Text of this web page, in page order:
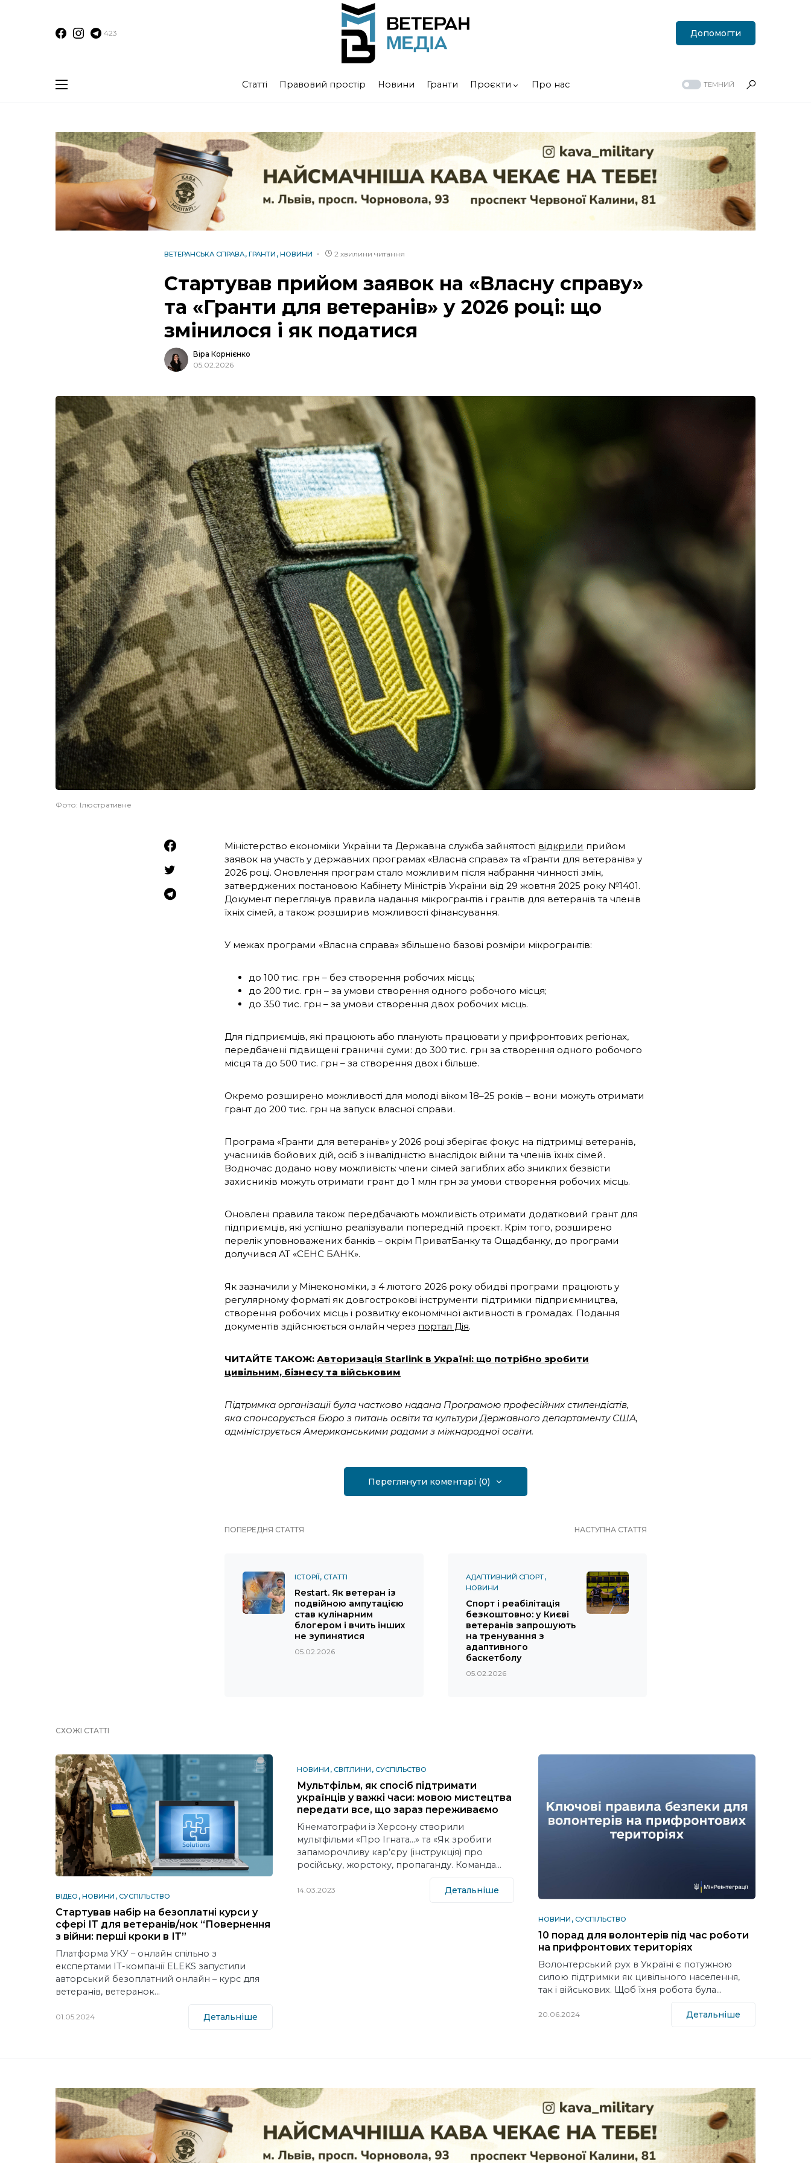
423 Допомогти
Статті Правовий простір Новини Гранти Проєкти Про нас ТЕМНИЙ
ВЕТЕРАНСЬКА СПРАВА ГРАНТИ НОВИНИ 2 хвилини читання
Стартував прийом заявок на «Власну справу»
та «Гранти для ветеранів» у 2026 році: що
змінилося і як податися
Віра Корнієнко
05.02.2026
Фото: Ілюстративне
Міністерство економіки України та Державна служба зайнятості відкрили прийом
заявок на участь у державних програмах «Власна справа» та «Гранти для ветеранів» у
2026 році. Оновлення програм стало можливим після набрання чинності змін,
затверджених постановою Кабінету Міністрів України від 29 жовтня 2025 року №1401.
Документ переглянув правила надання мікрогрантів і грантів для ветеранів та членів
їхніх сімей, а також розширив можливості фінансування.
У межах програми «Власна справа» збільшено базові розміри мікрогрантів:
до 100 тис. грн – без створення робочих місць;
до 200 тис. грн – за умови створення одного робочого місця;
до 350 тис. грн – за умови створення двох робочих місць.
Для підприємців, які працюють або планують працювати у прифронтових регіонах,
передбачені підвищені граничні суми: до 300 тис. грн за створення одного робочого
місця та до 500 тис. грн – за створення двох і більше.
Окремо розширено можливості для молоді віком 18–25 років – вони можуть отримати
грант до 200 тис. грн на запуск власної справи.
Програма «Гранти для ветеранів» у 2026 році зберігає фокус на підтримці ветеранів,
учасників бойових дій, осіб з інвалідністю внаслідок війни та членів їхніх сімей.
Водночас додано нову можливість: члени сімей загиблих або зниклих безвісти
захисників можуть отримати грант до 1 млн грн за умови створення робочих місць.
Оновлені правила також передбачають можливість отримати додатковий грант для
підприємців, які успішно реалізували попередній проєкт. Крім того, розширено
перелік уповноважених банків – окрім ПриватБанку та Ощадбанку, до програми
долучився АТ «СЕНС БАНК».
Як зазначили у Мінекономіки, з 4 лютого 2026 року обидві програми працюють у
регулярному форматі як довгострокові інструменти підтримки підприємництва,
створення робочих місць і розвитку економічної активності в громадах. Подання
документів здійснюється онлайн через портал Дія.
ЧИТАЙТЕ ТАКОЖ: Авторизація Starlink в Україні: що потрібно зробити
цивільним, бізнесу та військовим
Підтримка організації була частково надана Програмою професійних стипендіатів,
яка спонсорується Бюро з питань освіти та культури Державного департаменту США,
адмініструється Американськими радами з міжнародної освіти.
Переглянути коментарі (0)
ПОПЕРЕДНЯ СТАТТЯ
ІСТОРІЇ СТАТТІ
Restart. Як ветеран із
подвійною ампутацією
став кулінарним
блогером і вчить інших
не зупинятися
05.02.2026
НАСТУПНА СТАТТЯ
АДАПТИВНИЙ СПОРТ
НОВИНИ
Спорт і реабілітація
безкоштовно: у Києві
ветеранів запрошують
на тренування з
адаптивного
баскетболу
05.02.2026
СХОЖІ СТАТТІ
ВІДЕО НОВИНИ СУСПІЛЬСТВО
Стартував набір на безоплатні курси у
сфері ІТ для ветеранів/нок “Повернення
з війни: перші кроки в ІТ”
Платформа УКУ – онлайн спільно з
експертами IT-компанії ELEKS запустили
авторський безоплатний онлайн – курс для
ветеранів, ветеранок…
01.05.2024 Детальніше
НОВИНИ СВІТЛИНИ СУСПІЛЬСТВО
Мультфільм, як спосіб підтримати
українців у важкі часи: мовою мистецтва
передати все, що зараз переживаємо
Кінематографи із Херсону створили
мультфільми «Про Ігната…» та «Як зробити
запаморочливу кар’єру (інструкція) про
російську, жорстоку, пропаганду. Команда…
14.03.2023 Детальніше
НОВИНИ СУСПІЛЬСТВО
10 порад для волонтерів під час роботи
на прифронтових територіях
Волонтерський рух в Україні є потужною
силою підтримки як цивільного населення,
так і військових. Щоб їхня робота була…
20.06.2024 Детальніше